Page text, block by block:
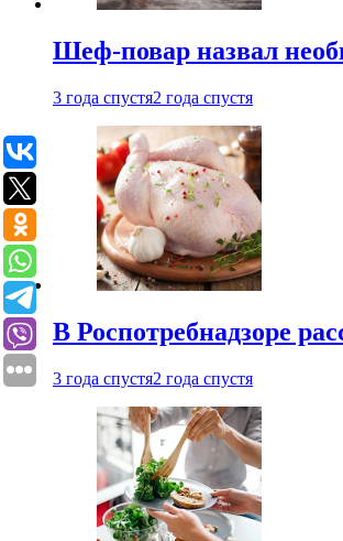
Шеф-повар назвал
3 года спустя2 года спустя
В Роспотребнадзоре
3 года спустя2 года спустя